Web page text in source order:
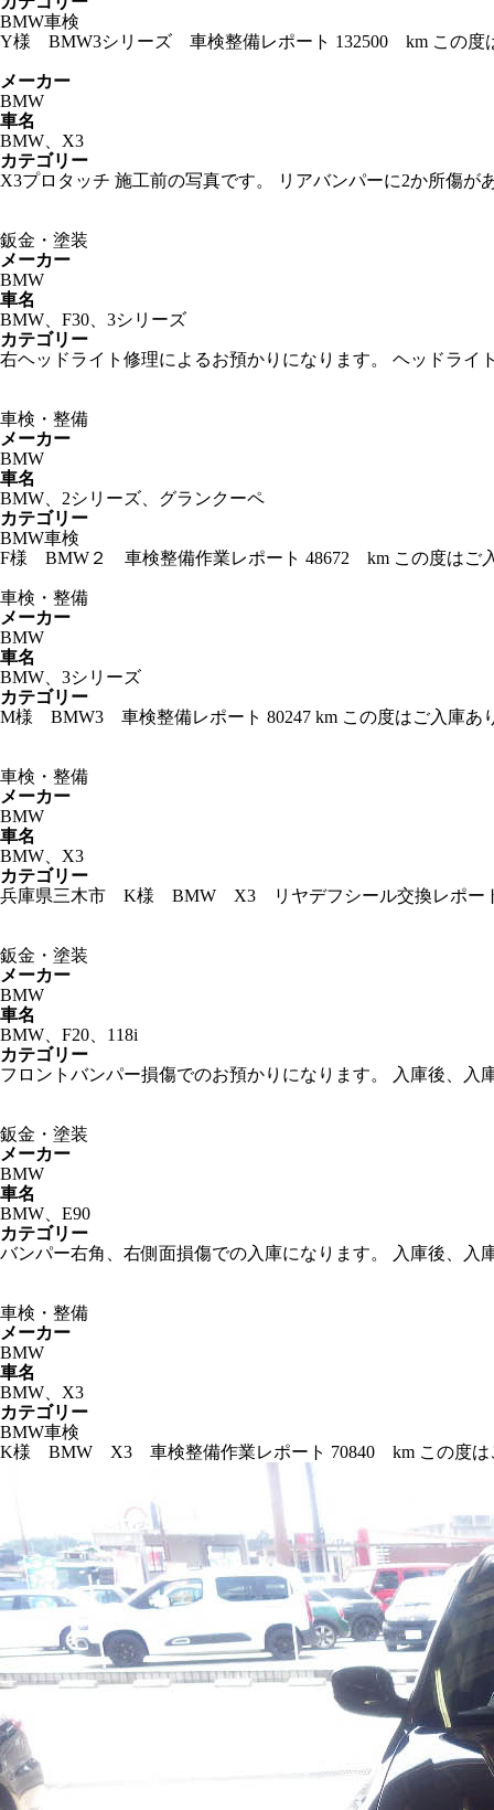
BMW車検
Y様 BMW3シリーズ 車検整備レポート 132500 km この度
メーカー
BMW
車名
BMW、X3
カテゴリー
X3プロタッチ 施工前の写真です。 リアバンパーに2か所傷
鈑金・塗装
メーカー
BMW
車名
BMW、F30、3シリーズ
カテゴリー
右ヘッドライト修理によるお預かりになります。 ヘッドラ
車検・整備
メーカー
BMW
車名
BMW、2シリーズ、グランクーペ
カテゴリー
BMW車検
F様 BMW２ 車検整備作業レポート 48672 km この度はご
車検・整備
メーカー
BMW
車名
BMW、3シリーズ
カテゴリー
M様 BMW3 車検整備レポート 80247 km この度はご入庫あ
車検・整備
メーカー
BMW
車名
BMW、X3
カテゴリー
兵庫県三木市 K様 BMW X3 リヤデフシール交換レポート
鈑金・塗装
メーカー
BMW
車名
BMW、F20、118i
カテゴリー
フロントバンパー損傷でのお預かりになります。 入庫後、
鈑金・塗装
メーカー
BMW
車名
BMW、E90
カテゴリー
バンパー右角、右側面損傷での入庫になります。 入庫後、
車検・整備
メーカー
BMW
車名
BMW、X3
カテゴリー
BMW車検
K様 BMW X3 車検整備作業レポート 70840 km この度は